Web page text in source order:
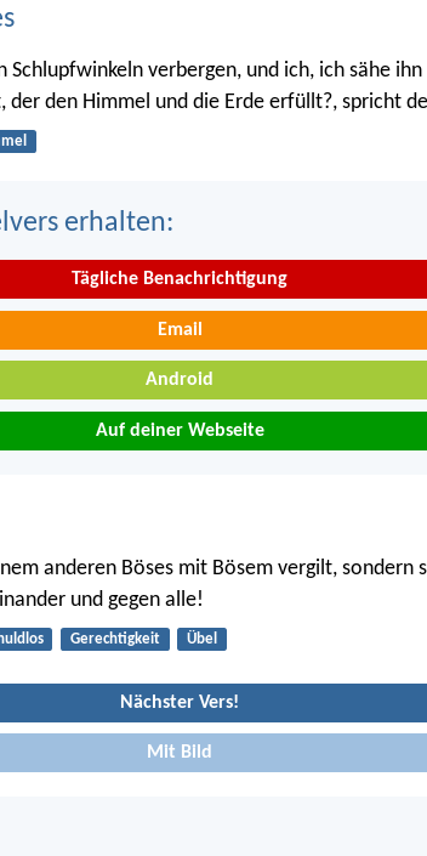
Schlupfwinkeln verbergen, und ich, ich sähe
der den Himmel und die Erde erfüllt?, spricht
erhalten:
Tägliche Benachrichtigung
Email
Android
Auf deiner Webseite
anderen Böses mit Bösem vergilt, sondern
und gegen alle!
Gerechtigkeit Übel
Nächster Vers!
Mit Bild